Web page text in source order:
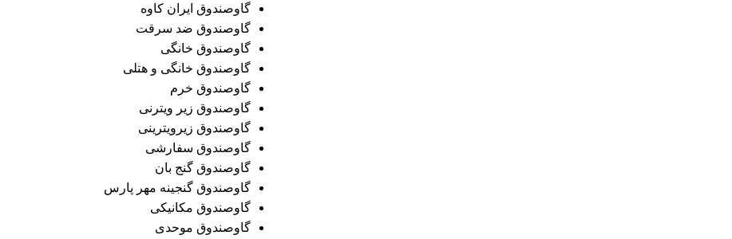
گاوصندوق ایران کاوه
گاوصندوق ضد سرقت
گاوصندوق خانگی
گاوصندوق خانگی و هتلی
گاوصندوق خرم
گاوصندوق زیر ویترنی
گاوصندوق زیرویترینی
گاوصندوق سفارشی
گاوصندوق گنج بان
گاوصندوق گنجینه مهر پارس
گاوصندوق مکانیکی
گاوصندوق موحدی